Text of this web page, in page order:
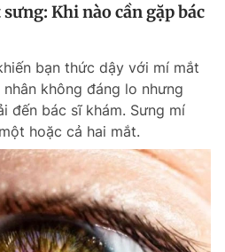
Khi nào cần gặp bác
bạn thức dậy với mí mắt
không đáng lo nhưng
đến bác sĩ khám. Sưng mí
hoặc cả hai mắt.